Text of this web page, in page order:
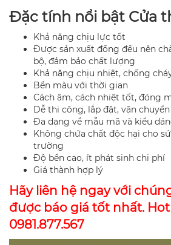
Đặc tính nổi bật Cửa
Khả năng chịu lực tốt
Được sản xuất đồng đều nên
bộ, đảm bảo chất lượng
Khả năng chịu nhiệt, chống
Bền màu với thời gian
Cách âm, cách nhiệt tốt, đóng
Dễ thi công, lắp đặt, vận chuyển
Đa dạng về mẫu mã và kiểu
Không chứa chất độc hại cho
trường
Độ bền cao, ít phát sinh chi phí
Giá thành hợp lý
Hãy liên hệ ngay với
được báo giá tốt nhất.
0981.877.567